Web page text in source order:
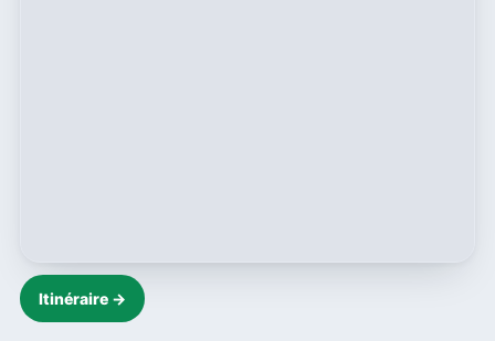
Itinéraire →